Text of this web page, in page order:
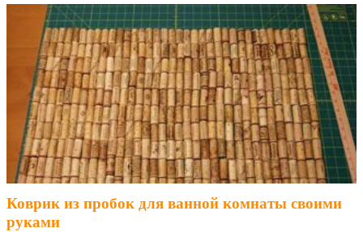
Коврик из пробок для ванной комнаты своими
руками